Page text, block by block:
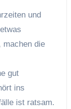
und
machen die
gut
ins
ist ratsam.